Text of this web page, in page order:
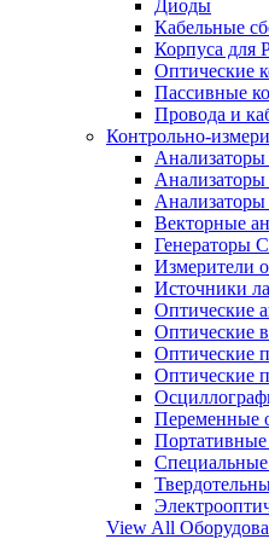
Диоды
Кабельные
Корпуса для
Оптические
Пассивные
Провода и
Контрольно-
Анализаторы
Анализаторы
Векторные
Генераторы
Измерители
Источники
Оптические
Оптические
Оптические
Оптические
Переменные
Портативные
View All